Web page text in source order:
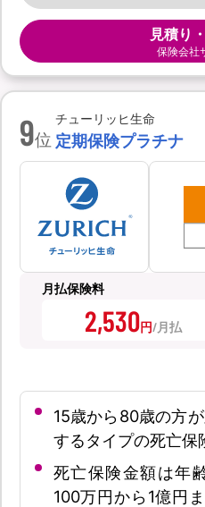
見積り
保険会社
9位
チューリッヒ生命
定期保険プラチナ
月払保険料
2,530円
15歳から80歳の方
するタイプの死亡保
死亡保険金額は年
100万円から1億円